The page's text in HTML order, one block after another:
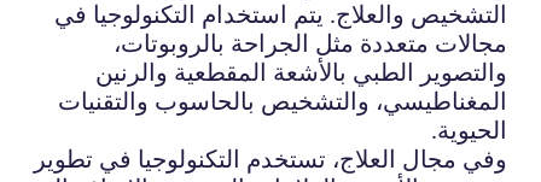
التشخيص والعلاج. يتم استخدام التكنولوجيا في
مجالات متعددة مثل الجراحة بالروبوتات،
والتصوير الطبي بالأشعة المقطعية والرنين
المغناطيسي، والتشخيص بالحاسوب والتقنيات
الحيوية.
وفي مجال العلاج، تستخدم التكنولوجيا في تطوير